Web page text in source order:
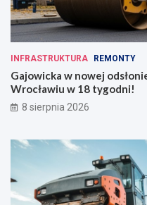
INFRASTRUKTURA REMONTY
Gajowicka w nowej
Wrocławiu w 18 tygodni!
8 sierpnia 2026